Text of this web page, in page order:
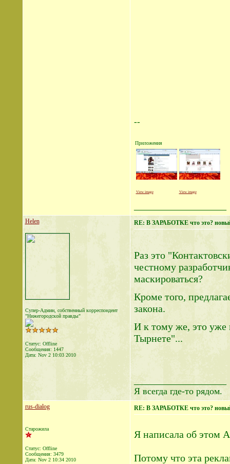
--
Приложения
View image View image
Helen
Супер-Админ, собственный корреспондент
"Нижегородской правды"
Статус: Offline
Сообщения: 1447
Дата: Nov 2 10:03 2010
RE: В ЗАРАБОТКЕ что это?
Раз это
честному
маскироваться?
Кроме того,
закона.
И к тому же, это уже
Тырнете"...
Я всегда где-то рядом.
rus-dialog
Старожила
Статус: Offline
Сообщения: 3479
Дата: Nov 2 10:34 2010
RE: В ЗАРАБОТКЕ что это?
Я написала об этом
Потому что эта